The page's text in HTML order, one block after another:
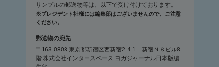
サンプルの郵送物等は、以下で受け付けております。
※プレジデント社様には編集部はございませんので、ご注意
ください。
郵送物の宛先
〒163-0808 東京都新宿区西新宿2-4-1 新宿ＮＳビル8
階 株式会社インタースペース ヨガジャーナル日本版編